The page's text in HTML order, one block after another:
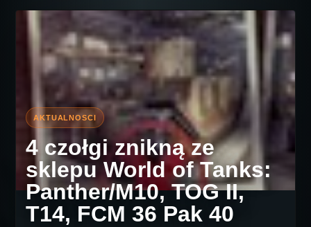
4 czołgi znikną ze
sklepu World of Tanks:
Panther/M10, TOG II,
T14, FCM 36 Pak 40